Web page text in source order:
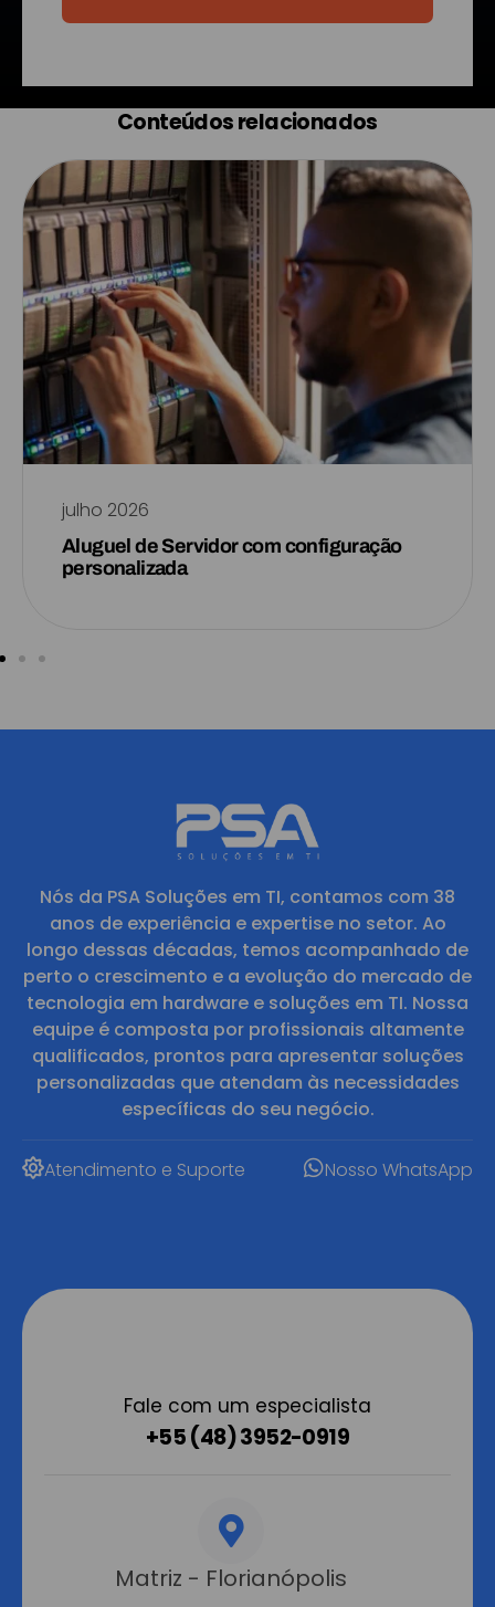
Conteúdos relacionados
julho 2026
Aluguel de Servidor com configuração
personalizada
Nós da PSA Soluções em TI, contamos com 38
anos de experiência e expertise no setor. Ao
longo dessas décadas, temos acompanhado de
perto o crescimento e a evolução do mercado de
tecnologia em hardware e soluções em TI. Nossa
equipe é composta por profissionais altamente
qualificados, prontos para apresentar soluções
personalizadas que atendam às necessidades
específicas do seu negócio.
Atendimento e Suporte Nosso WhatsApp
Fale com um especialista
+55 (48) 3952-0919
Matriz - Florianópolis